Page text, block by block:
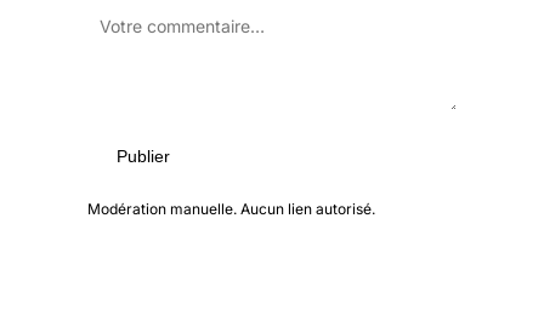
Publier
Modération manuelle. Aucun lien autorisé.